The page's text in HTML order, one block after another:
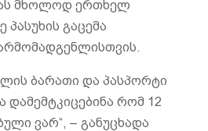
მხოლოდ ერთხელ
პასუხის გაცემა
ბარათი და პასპორტი
რომ 12
ვარ“, – განუცხადა